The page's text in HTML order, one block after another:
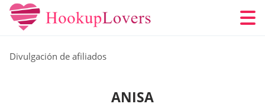
Divulgación de afiliados
ANISA